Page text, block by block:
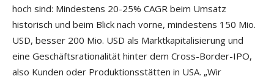
hoch sind: Mindestens 20-25% CAGR beim Umsatz
historisch und beim Blick nach vorne, mindestens 150 Mio.
USD, besser 200 Mio. USD als Marktkapitalisierung und
eine Geschäftsrationalität hinter dem Cross-Border-IPO,
also Kunden oder Produktionsstätten in USA. „Wir